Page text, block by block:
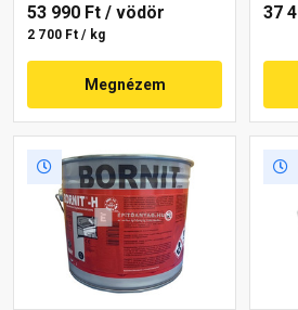
53 990 Ft / vödör
2 700 Ft / kg
Megnézem
37